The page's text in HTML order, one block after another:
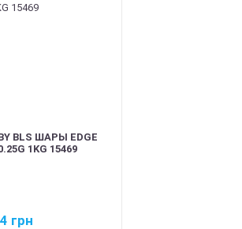
BLS ШАРЫ EDGE
1KG 15469
грн